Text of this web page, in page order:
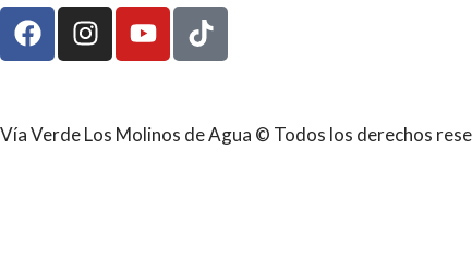
Vía Verde Los Molinos de Agua © Todos los derechos